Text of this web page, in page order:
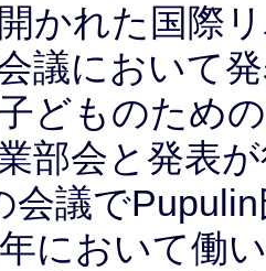
かれた国際
議において
どものため
部会と発表
会議で
において働